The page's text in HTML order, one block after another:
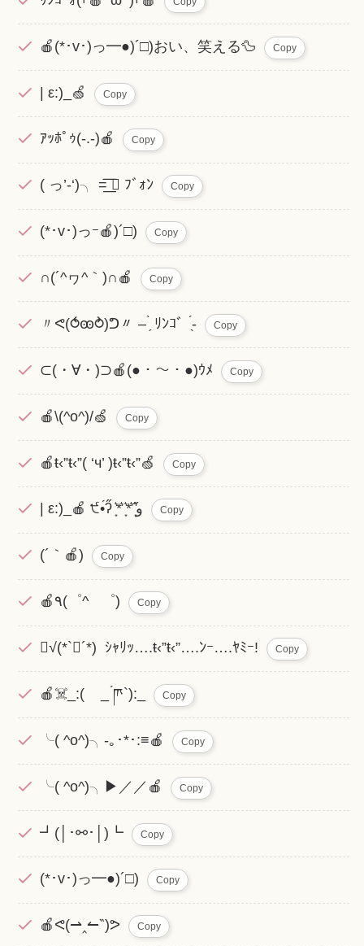
🍎(*･v･)っ━●)´□)おい、笑える🦆 Copy
| ε:)_🍏 Copy
ｱｯﾎﾟｩ(-.-)🍎 Copy
( っ’-‘)╮ =͟͟͞͞  ﾌﾞｫﾝ Copy
(*･v･)っｰ🍎)´□) Copy
∩(´^ヮ^｀)∩🍎 Copy
〃ᕙ(⥀ꙭ⥁)ᕤ〃 – ̗̀ ﾘﾝｺﾞ ̖́- Copy
⊂(・∀・)⊃🍎(●・〜・●)ｳﾒ Copy
🍎\(^o^)/🍏 Copy
🍎ŧ‹”ŧ‹”( ‘ч’ )ŧ‹”ŧ‹”🍏 Copy
| ε:)_🍎 ‎੯•́ʔ̋ ͙͛*͛ ͙͛*͛ ͙͛̋و Copy
(´｀🍎) Copy
🍎٩(゜^ ゜) Copy
√(*`∇´*) ｼｬﾘｯ….ŧ‹”ŧ‹”….ﾝｰ….ﾔﾐｰ! Copy
🍎☠️_:( _ ́ཫ`):_ Copy
╰( ^o^)╮-｡･*･:≡🍎 Copy
╰( ^o^)╮▶︎／／🍎 Copy
┛(│･⚯･│)┗ Copy
(*･v･)っ━●)´□) Copy
🍎ᕙ(⇀‸↼‶)ᕗ Copy